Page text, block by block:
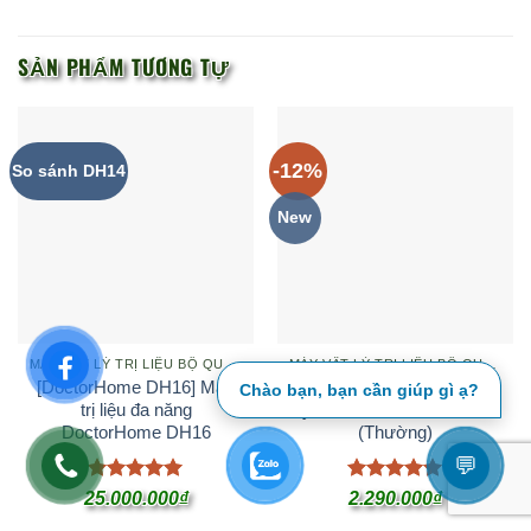
SẢN PHẨM TƯƠNG TỰ
So sánh DH14
MÁY VẬT LÝ TRỊ LIỆU BỘ QUỐC PHÒNG
[DoctorHome DH16] Máy
trị liệu đa năng
DoctorHome DH16
Được xếp
hạng55
25.000.000₫
-12%
New
MÁY VẬT LÝ TRỊ LIỆU BỘ QUỐC PHÒNG
[Wonder MF508] Máy vật
(Thường)
Được xếp
hạng55
2.290.000₫
💬
Chào bạn, bạn cần giúp gì ạ?